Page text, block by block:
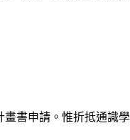
書申請。惟折抵通識